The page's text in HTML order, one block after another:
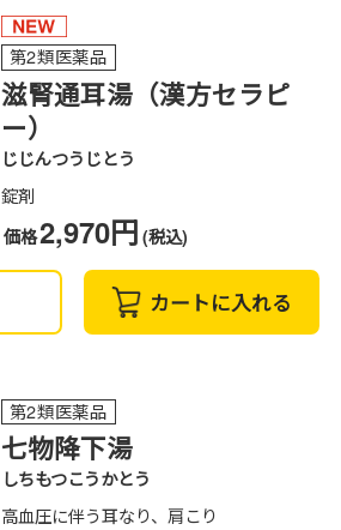
第2類医薬品
滋腎通耳湯（漢方セラピ
ー）
じじんつうじとう
錠剤
価格2,970円 (税込)
カートに入れる
第2類医薬品
七物降下湯
しちもつこうかとう
高血圧に伴う耳なり、肩こり